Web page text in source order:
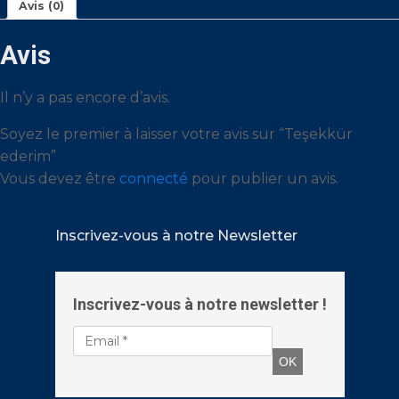
Avis (0)
Avis
Il n’y a pas encore d’avis.
Soyez le premier à laisser votre avis sur “Teşekkür
ederim”
Vous devez être connecté pour publier un avis.
Inscrivez-vous à notre Newsletter
Inscrivez-vous à notre newsletter !